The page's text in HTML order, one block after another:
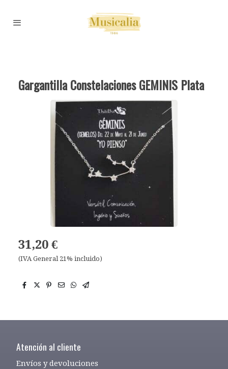
Gargantilla Constelaciones GEMINIS Plata
31,20 €
(IVA General 21% incluido)
Atención al cliente
Envíos y devoluciones